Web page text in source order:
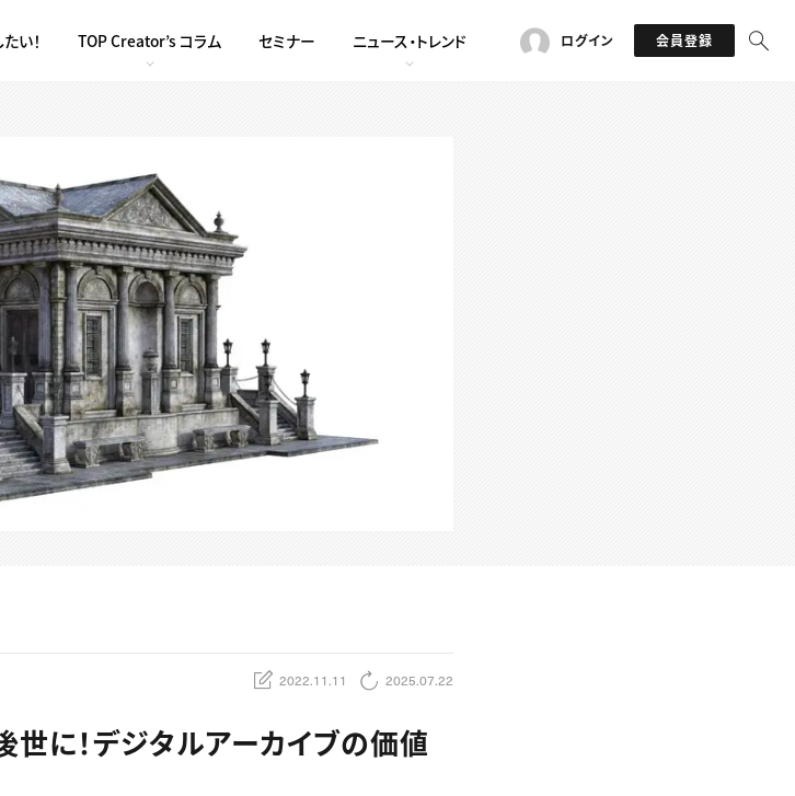
い！ TOP Creator’s コラム セミナー ニュース・トレンド ログイン 会員登録
2022.11.11 2025.07.22
に！デジタルアーカイブの価値